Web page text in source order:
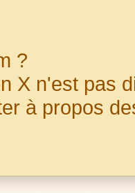
?
X n'est pas
à propos